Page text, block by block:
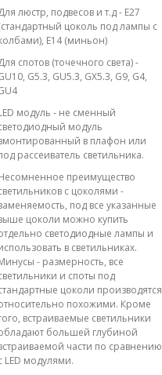
люстр, подвесов и т.д - E27
цоколь под лампы с
E14 (миньон)
спотов (точечного света) -
G5.3, GU5.3, GX5.3, G9, G4,
модуль - не сменный
модуль
в плафон или
рассеиватель светильника.
преимущество
с цоколями -
под все указанные
цоколи можно купить
светодиодные лампы и
в светильниках.
- размерность, все
и споты под
цоколи производятся
похожими. Кроме
встраиваемые светильники
большей глубиной
части по сравнению
LED модулями.